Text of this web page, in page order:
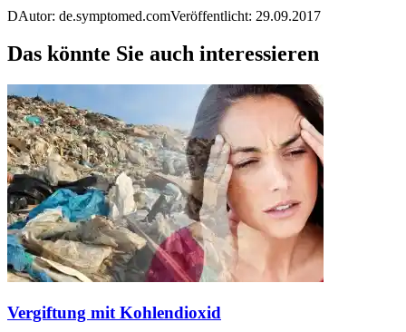
DAutor: de.symptomed.comVeröffentlicht: 29.09.2017
Das könnte Sie auch interessieren
Vergiftung mit Kohlendioxid